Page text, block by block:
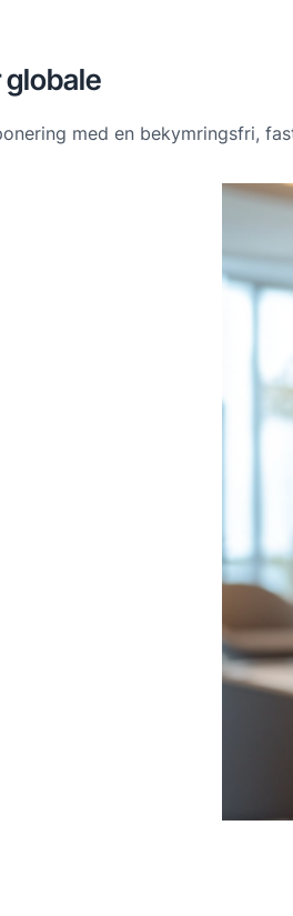
globale
med en bekymringsfri,